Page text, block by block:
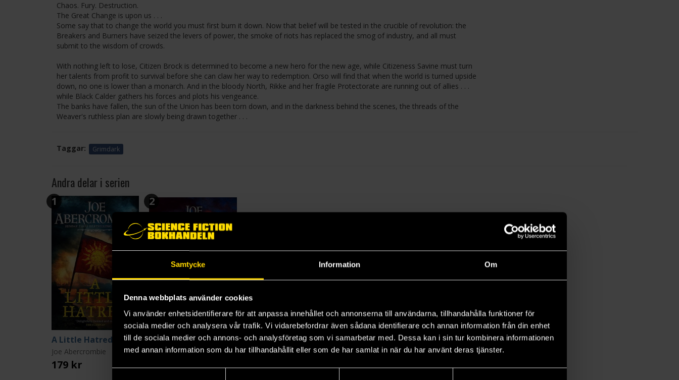
Samtycke Information Om
Denna webbplats använder cookies
Vi använder enhetsidentifierare för att anpassa innehållet och annonserna till användarna, tillhandahålla funktioner för
sociala medier och analysera vår trafik. Vi vidarebefordrar även sådana identifierare och annan information från din enhet
till de sociala medier och annons- och analysföretag som vi samarbetar med. Dessa kan i sin tur kombinera informationen
med annan information som du har tillhandahållit eller som de har samlat in när du har använt deras tjänster.
Chaos. Fury. Destruction.
The Great Change is upon us . . .
Some say that to change the world you must first burn it down. Now that belief will be tested in the crucible of revolution: the
Breakers and Burners have seized the levers of power, the smoke of riots has replaced the smog of industry, and all must
submit to the wisdom of crowds.
With nothing left to lose, Citizen Brock is determined to become a new hero for the new age, while Citizeness Savine must turn
her talents from profit to survival before she can claw her way to redemption. Orso will find that when the world is turned upside
down, no one is lower than a monarch. And in the bloody North, Rikke and her fragile Protectorate are running out of allies . . .
while Black Calder gathers his forces and plots his vengeance.
The banks have fallen, the sun of the Union has been torn down, and in the darkness behind the scenes, the threads of the
Weaver's ruthless plan are slowly being drawn together . . .
Taggar: Grimdark
Andra delar i serien
1
A Little Hatred
Joe Abercrombie
179 kr
2
The Trouble With Peace
Joe Abercrombie
179 kr